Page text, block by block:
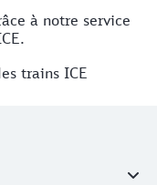
à notre service
trains ICE